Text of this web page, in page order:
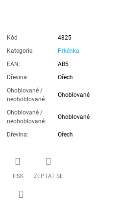
Kód
4825
Kategorie:
Prkénka
EAN :
AB5
Dřevina:
Ořech
Ohoblované /
neohoblované:
Ohoblované
Ohoblované /
neohoblované:
Ohoblované
Dřevina: Ořech
TISK ZEPTAT SE